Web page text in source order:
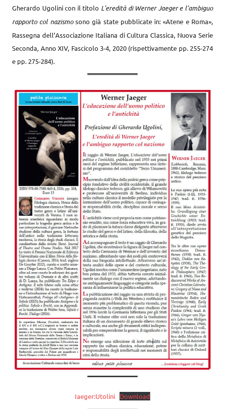
Gherardo Ugolini con il titolo L’eredità di Werner Jaeger e l’ambiguo
rapporto col nazismosono già state pubblicate in: «Atene e Roma»,
Rassegna dell’Asso­ciazione Italiana di Cultura Classica, Nuova Serie
Se­conda, Anno XIV, Fascicolo 3-4, 2020 (rispettivamen­te pp. 255-274
e pp. 275-284).
Iaeger:Utolini Download